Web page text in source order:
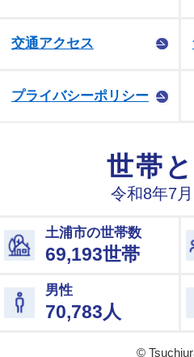
交通アクセス
プライバシーポリシー
©